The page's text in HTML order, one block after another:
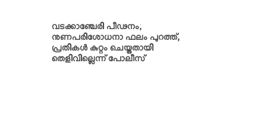
വടക്കാഞ്ചേരി പീഢനം;
നുണപരിശോധനാ ഫലം പുറത്ത്,
പ്രതികള്‍ കുറ്റം ചെയ്തതായി
തെളിവില്ലെന്ന് പോലീസ്